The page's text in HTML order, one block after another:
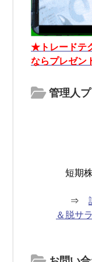
★トレードテ
ならプレゼン
管理人
短期
⇒
＆脱サ